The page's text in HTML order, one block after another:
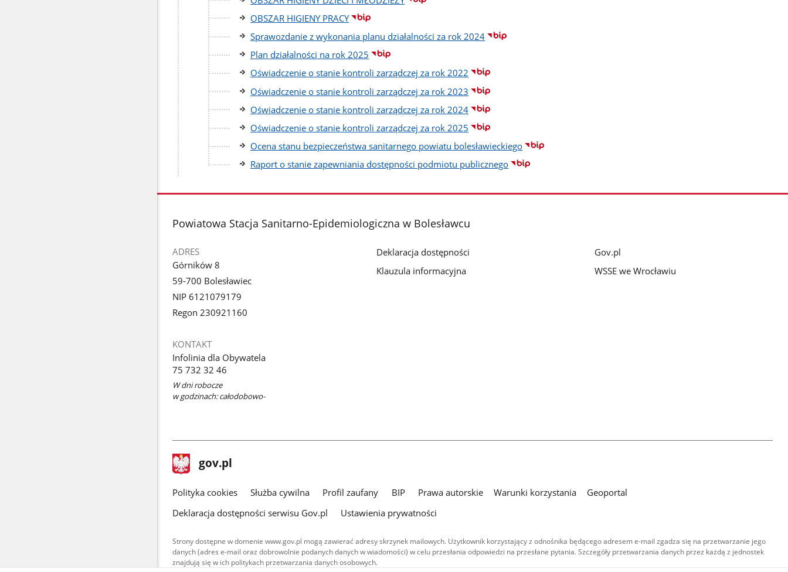
OBSZAR HIGIENY PRACY
Sprawozdanie z wykonania planu działalności za rok 2024
Plan działalności na rok 2025
Oświadczenie o stanie kontroli zarządczej za rok 2022
Oświadczenie o stanie kontroli zarządczej za rok 2023
Oświadczenie o stanie kontroli zarządczej za rok 2024
Oświadczenie o stanie kontroli zarządczej za rok 2025
Ocena stanu bezpieczeństwa sanitarnego powiatu bolesławieckiego
Raport o stanie zapewniania dostępności podmiotu publicznego
stopka
Powiatowa Stacja Sanitarno-Epidemiologiczna w Bolesławcu
ADRES
Górników 8
59-700 Bolesławiec
NIP 6121079179
Regon 230921160
KONTAKT
Infolinia dla Obywatela
75 732 32 46
W dni robocze
w godzinach: całodobowo-
Deklaracja dostępności
Klauzula informacyjna
Gov.pl
WSSE we Wrocławiu
stopka
gov.pl Strona
gov.pl
gov.pl
Polityka cookies Służba cywilna Profil zaufany BIP Prawa autorskie Warunki korzystania
Geoportal
Deklaracja dostępności serwisu Gov.pl
Ustawienia prywatności
Strony dostępne w domenie www.gov.pl mogą zawierać adresy skrzynek mailowych. Użytkownik korzystający z odnośnika będącego adresem e-mail zgadza się na przetwarzanie jego
danych (adres e-mail oraz dobrowolnie podanych danych w wiadomości) w celu przesłania odpowiedzi na przesłane pytania. Szczegóły przetwarzania danych przez każdą z jednostek
znajdują się w ich politykach przetwarzania danych osobowych.